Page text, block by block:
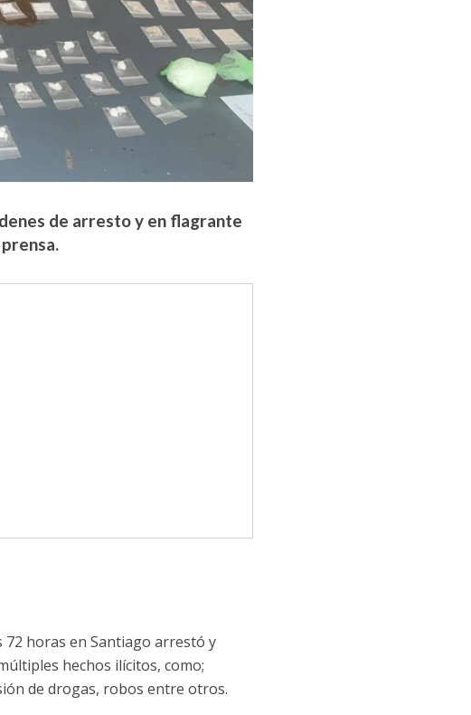
de arresto y en flagrante
horas en Santiago arrestó y
hechos ilícitos, como;
de drogas, robos entre otros.